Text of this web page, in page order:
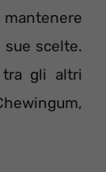
mantenere
sue scelte.
gli altri